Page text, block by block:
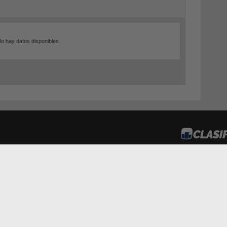
hay datos disponibles